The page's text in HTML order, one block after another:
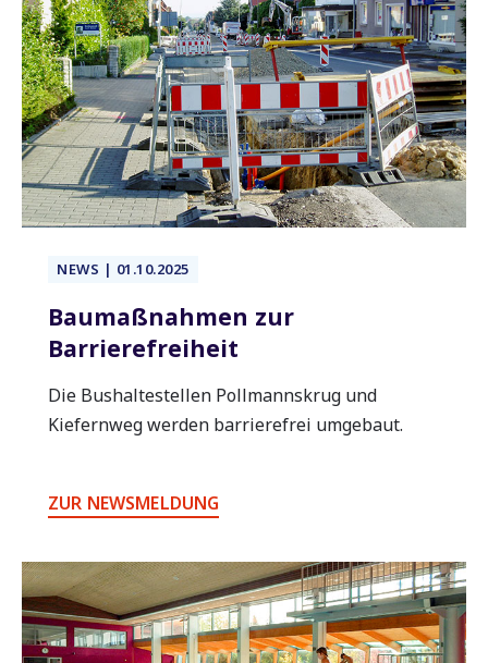
NEWS | 01.10.2025
Baumaßnahmen zur
Barrierefreiheit
Die Bushaltestellen Pollmannskrug und
Kiefernweg werden barrierefrei umgebaut.
ZUR NEWSMELDUNG